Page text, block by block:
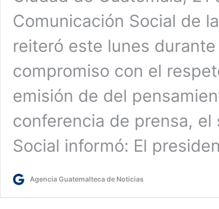
Comunicación Social de
reiteró este lunes
compromiso con el
emisión de del
conferencia de prensa,
Social informó: El
Agencia Guatemalteca de Noticias